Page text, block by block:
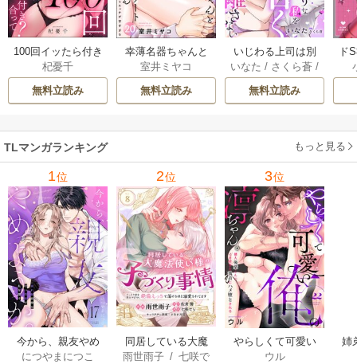
100回イッたら付き
合って？ 無愛想な
ライバル同期の溺
愛絶倫セックス
杞憂千
無料立読み
幸薄名器ちゃんと
絶倫エリートくん
むさぼりエッチが
甘すぎる（分冊
室井ミヤコ
無料立読み
いじわる上司は別
れたがりな私を甘
く咎めて離さない
【分冊版】 7巻
いなた / さくら蒼 /
ache
無料立読み
ド
TLマンガランキング もっと見る
1位
今から、親友やめ
ようか。～腐れ縁
につやまにつこ
2位
同居している大魔
法使い様の子づく
雨世雨子 /七咲で
3位
やらしくて可愛い
俺の凛ちゃん。～
ウル
姉